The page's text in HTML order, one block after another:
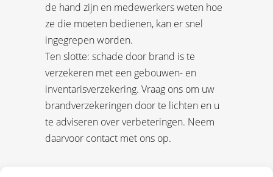
de hand zijn en medewerkers weten hoe
ze die moeten bedienen, kan er snel
ingegrepen worden.
Ten slotte: schade door brand is te
verzekeren met een gebouwen- en
inventarisverzekering. Vraag ons om uw
brandverzekeringen door te lichten en u
te adviseren over verbeteringen. Neem
daarvoor contact met ons op.